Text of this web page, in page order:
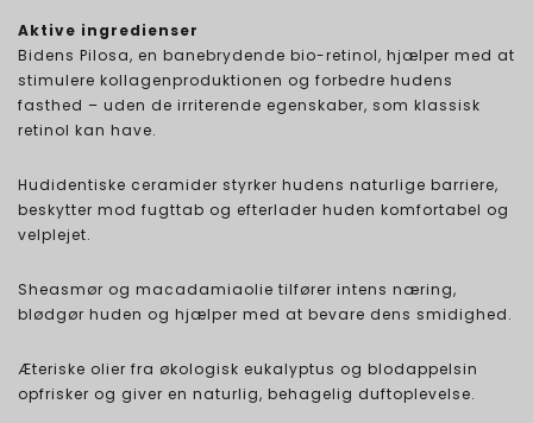
Aktive ingredienser
Bidens Pilosa, en banebrydende bio-retinol, hjælper med at
stimulere kollagenproduktionen og forbedre hudens
fasthed – uden de irriterende egenskaber, som klassisk
retinol kan have.
Hudidentiske ceramider styrker hudens naturlige barriere,
beskytter mod fugttab og efterlader huden komfortabel og
velplejet.
Sheasmør og macadamiaolie tilfører intens næring,
blødgør huden og hjælper med at bevare dens smidighed.
Æteriske olier fra økologisk eukalyptus og blodappelsin
opfrisker og giver en naturlig, behagelig duftoplevelse.